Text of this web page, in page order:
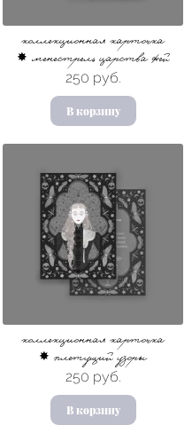
коллекционная карточка
✸ менестрель царства фей
250 руб.
В корзину
коллекционная карточка
✸ плетущий узоры
250 руб.
В корзину